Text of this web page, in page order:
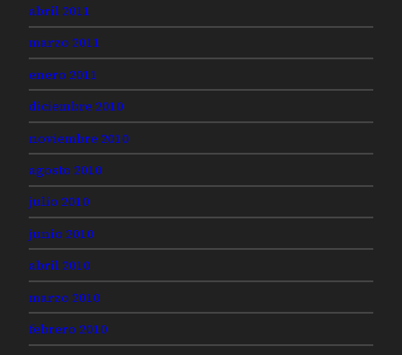
abril 2011
marzo 2011
enero 2011
diciembre 2010
noviembre 2010
agosto 2010
julio 2010
junio 2010
abril 2010
marzo 2010
febrero 2010